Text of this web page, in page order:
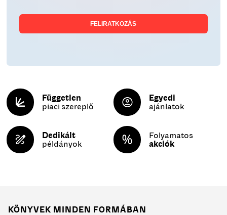
Független
piaci szereplő
Egyedi
ajánlatok
Dedikált
példányok
Folyamatos
akciók
KÖNYVEK MINDEN FORMÁBAN